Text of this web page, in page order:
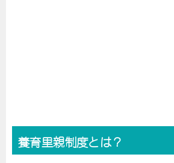
養育里親制度とは？